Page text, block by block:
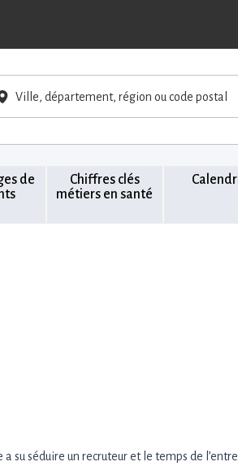
Ville, département, région ou code postal
de
Chiffres clés
métiers en santé
su séduire un recruteur et le temps de